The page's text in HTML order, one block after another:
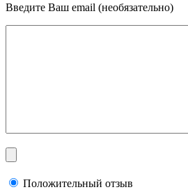
Введите Ваш email (необязательно)
Положительный отзыв